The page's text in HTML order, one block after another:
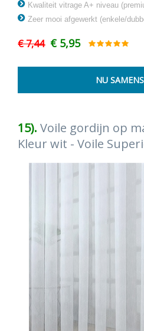
Kwaliteit vitrage A+ niveau
Zeer mooi afgewerkt (enkele/
€ 7,44 € 5,95
15). Voile gordijn op
Kleur wit - Voile